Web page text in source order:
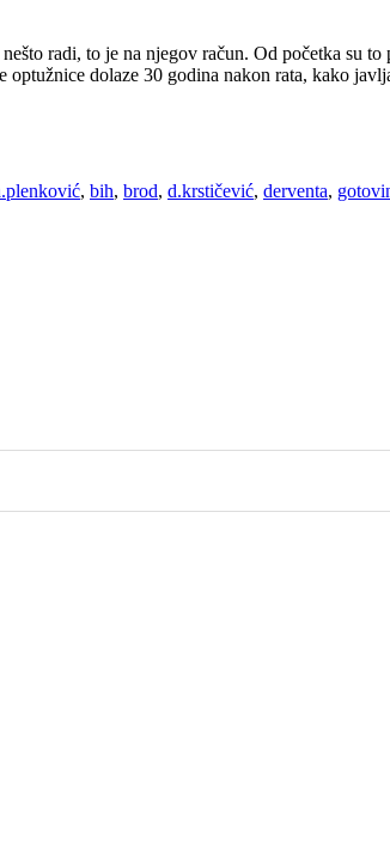
radi, to je na njegov račun. Od početka su
dolaze 30 godina nakon rata, kako
, bih, brod, d.krstičević, derventa,